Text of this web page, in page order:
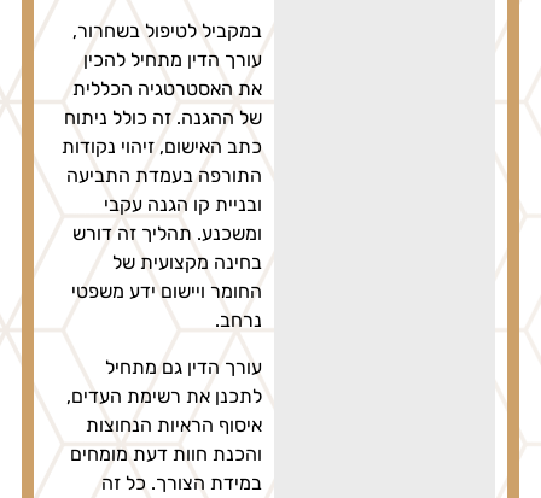
במקביל לטיפול בשחרור,
עורך הדין מתחיל להכין
את האסטרטגיה הכללית
של ההגנה. זה כולל ניתוח
כתב האישום, זיהוי נקודות
התורפה בעמדת התביעה
ובניית קו הגנה עקבי
ומשכנע. תהליך זה דורש
בחינה מקצועית של
החומר ויישום ידע משפטי
נרחב.
עורך הדין גם מתחיל
לתכנן את רשימת העדים,
איסוף הראיות הנחוצות
והכנת חוות דעת מומחים
במידת הצורך. כל זה